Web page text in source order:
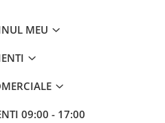
MEU
09:00 - 17:00